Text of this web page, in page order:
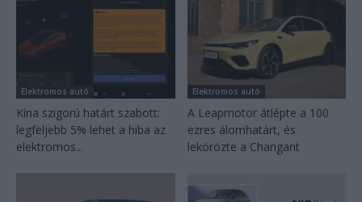
Elektromos autó
Kína szigorú határt szabott:
legfeljebb 5% lehet a hiba az
elektromos...
Elektromos autó
A Leapmotor átlépte a 100
ezres álomhatárt, és
lekörözte a Changant